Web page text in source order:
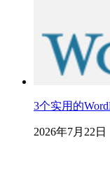
3个实用的
2026年7月22日